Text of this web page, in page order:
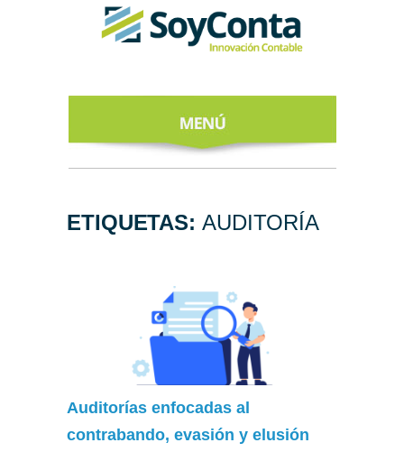
ACERCA DE
TODO SOBRE
EL CFDI 4.0
REGÍSTRATE
AL NEWSLETTER
ETIQUETAS: AUDITORÍA
Auditorías enfocadas al
contrabando, evasión y elusión